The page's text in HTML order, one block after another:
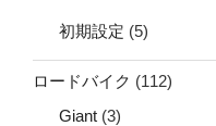
初期設定 (5)
ロードバイク (112)
Giant (3)